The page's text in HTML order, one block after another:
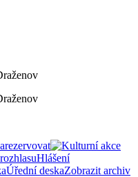
Hlášení
Úřední deskaZobrazit archiv